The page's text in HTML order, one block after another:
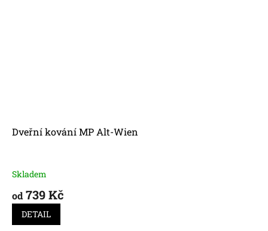
Dveřní kování MP Alt-Wien
Skladem
od 739 Kč
DETAIL